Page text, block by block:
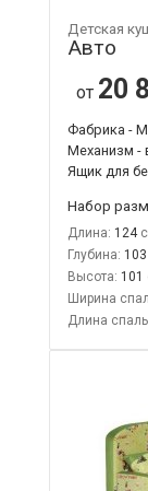
Детская
Авто
от 20
Фабрика -
Механизм -
Ящик для
Набор
Длина: 124
Глубина: 103
Высота: 101
Ширина
Длина